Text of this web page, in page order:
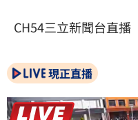
CH54三立新聞台直播
現正直播